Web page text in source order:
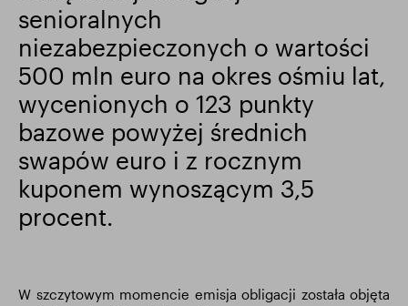
Inteligentny park
senioralnych
niezabezpieczonych o wartości
500 mln euro na okres ośmiu lat,
wycenionych o 123 punkty
bazowe powyżej średnich
swapów euro i z rocznym
kuponem wynoszącym 3,5
procent.
W szczytowym momencie emisja obligacji została objęta